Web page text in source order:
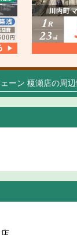
ーン 榎瀬店の周辺